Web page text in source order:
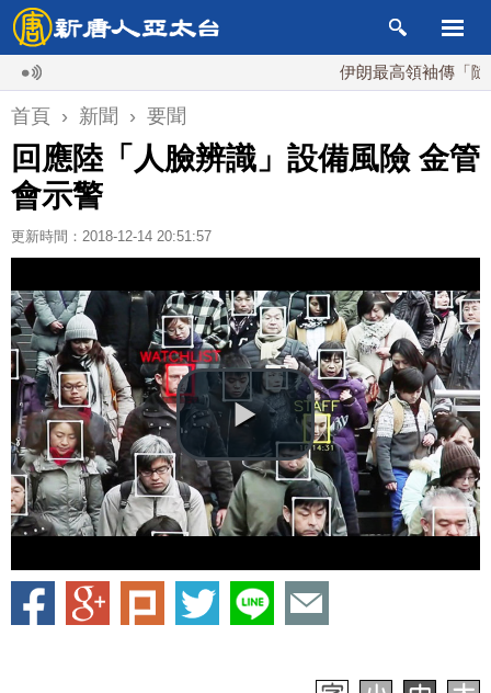
伊朗最高領袖傳「隨時死
首頁 › 新聞 › 要聞
回應陸「人臉辨識」設備風險 金管
會示警
更新時間：2018-12-14 20:51:57